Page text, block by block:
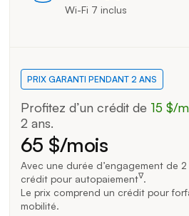
Wi-Fi 7 inclus
PRIX GARANTI PENDANT 2 ANS
Profitez d’un crédit de 15 $/
2 ans.
65 $/mois
Avec une durée d’engagement de
crédit pour autopaiement∇.
Le prix comprend un crédit pour
mobilité.